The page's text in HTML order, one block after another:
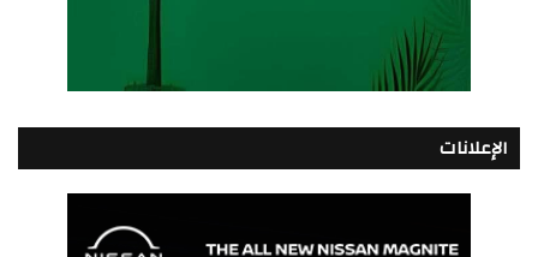
الإعلانات